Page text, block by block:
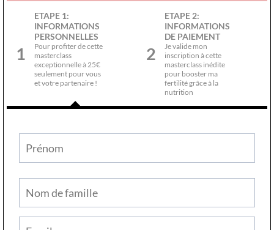
1
ETAPE 1:
INFORMATIONS
PERSONNELLES
Pour profiter de cette
masterclass
exceptionnelle à 25€
seulement pour vous
et votre partenaire !
2
ETAPE 2:
INFORMATIONS
DE PAIEMENT
Je valide mon
inscription à cette
masterclass inédite
pour booster ma
fertilité grâce à la
nutrition